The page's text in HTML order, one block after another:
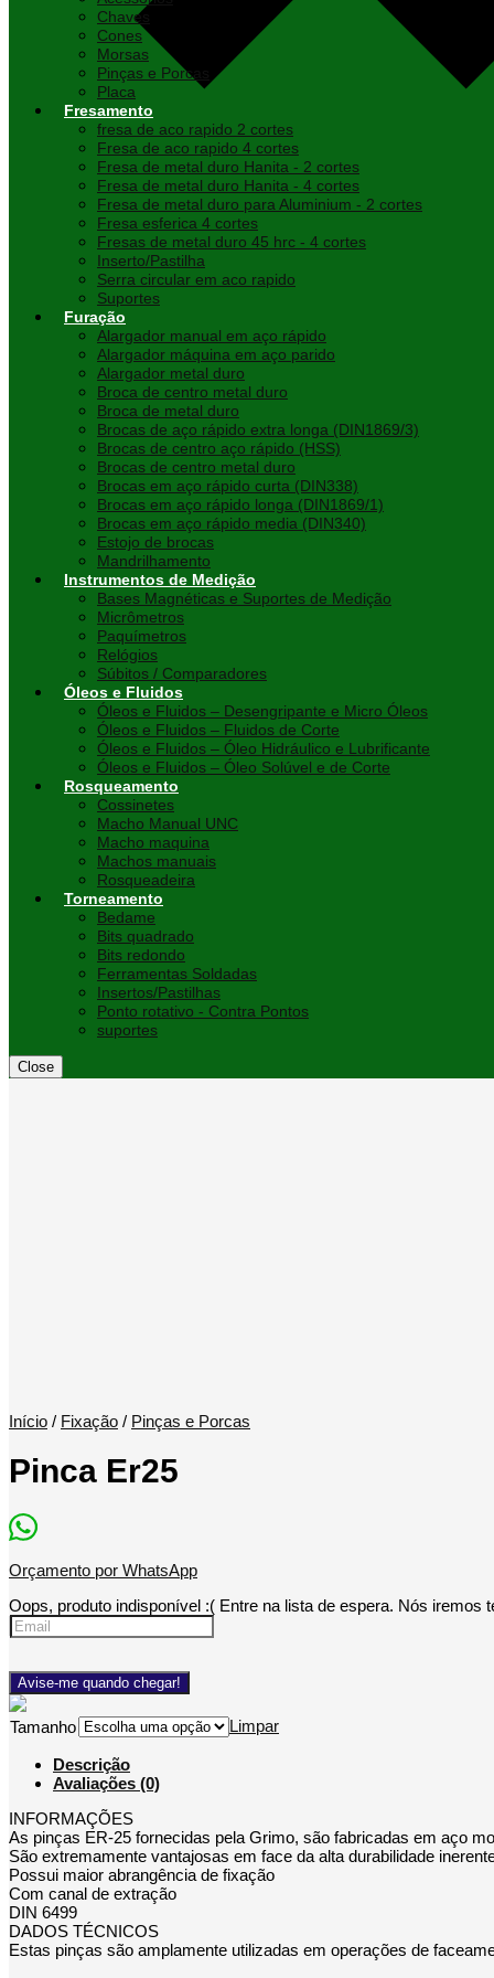
Chaves
Cones
Morsas
Pinças e Porcas
Placa
Fresamento
fresa de aco rapido 2 cortes
Fresa de aco rapido 4 cortes
Fresa de metal duro Hanita - 2 cortes
Fresa de metal duro Hanita - 4 cortes
Fresa de metal duro para Aluminium - 2 cortes
Fresa esferica 4 cortes
Fresas de metal duro 45 hrc - 4 cortes
Inserto/Pastilha
Serra circular em aco rapido
Suportes
Furação
Alargador manual em aço rápido
Alargador máquina em aço parido
Alargador metal duro
Broca de centro metal duro
Broca de metal duro
Brocas de aço rápido extra longa (DIN1869/3)
Brocas de centro aço rápido (HSS)
Brocas de centro metal duro
Brocas em aço rápido curta (DIN338)
Brocas em aço rápido longa (DIN1869/1)
Brocas em aço rápido media (DIN340)
Estojo de brocas
Mandrilhamento
Instrumentos de Medição
Bases Magnéticas e Suportes de Medição
Micrômetros
Paquímetros
Relógios
Súbitos / Comparadores
Óleos e Fluidos
Óleos e Fluidos – Desengripante e Micro Óleos
Óleos e Fluidos – Fluidos de Corte
Óleos e Fluidos – Óleo Hidráulico e Lubrificante
Óleos e Fluidos – Óleo Solúvel e de Corte
Rosqueamento
Cossinetes
Macho Manual UNC
Macho maquina
Machos manuais
Rosqueadeira
Torneamento
Bedame
Bits quadrado
Bits redondo
Ferramentas Soldadas
Insertos/Pastilhas
Ponto rotativo - Contra Pontos
suportes
Close
Início / Fixação / Pinças e Porcas
Pinca Er25
Orçamento por WhatsApp
Oops, produto indisponível :( Entre na lista de espera. Nós iremos
Avise-me quando chegar!
Tamanho Limpar
Descrição
Avaliações (0)
INFORMAÇÕES
As pinças ER-25 fornecidas pela Grimo, são fabricadas em aço
São extremamente vantajosas em face da alta durabilidade
Possui maior abrangência de fixação
Com canal de extração
DIN 6499
DADOS TÉCNICOS
Estas pinças são amplamente utilizadas em operações de